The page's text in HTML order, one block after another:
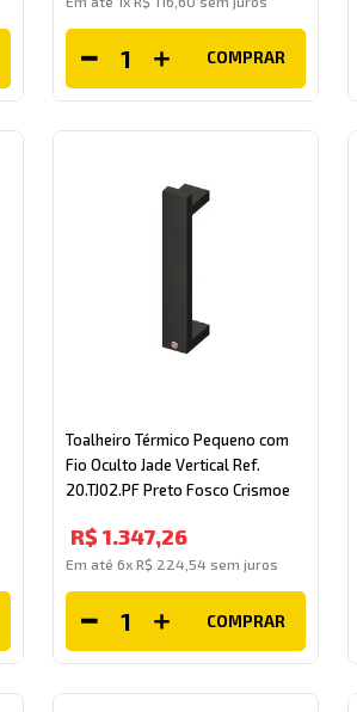
COMPRAR
Toalheiro Térmico Pequeno com
Fio Oculto Jade Vertical Ref.
20.TJ02.PF Preto Fosco Crismoe
R$ 1.347,26
Em até6xR$ 224 ,54 sem juros
COMPRAR